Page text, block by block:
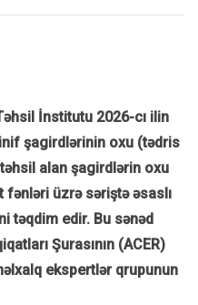
İnstitutu 2026-cı ilin
şagirdlərinin oxu (tədris
alan şagirdlərin oxu
üzrə səriştə əsaslı
təqdim edir. Bu sənəd
Şurasının (ACER)
ekspertlər qrupunun